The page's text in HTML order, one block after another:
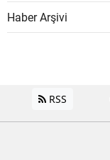
Haber Arşivi
RSS